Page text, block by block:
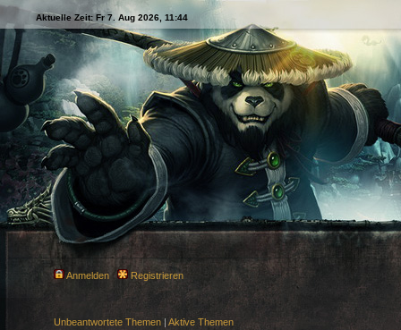
Aktuelle Zeit: Fr 7. Aug 2026, 11:44
Anmelden Registrieren
Unbeantwortete Themen | Aktive Themen